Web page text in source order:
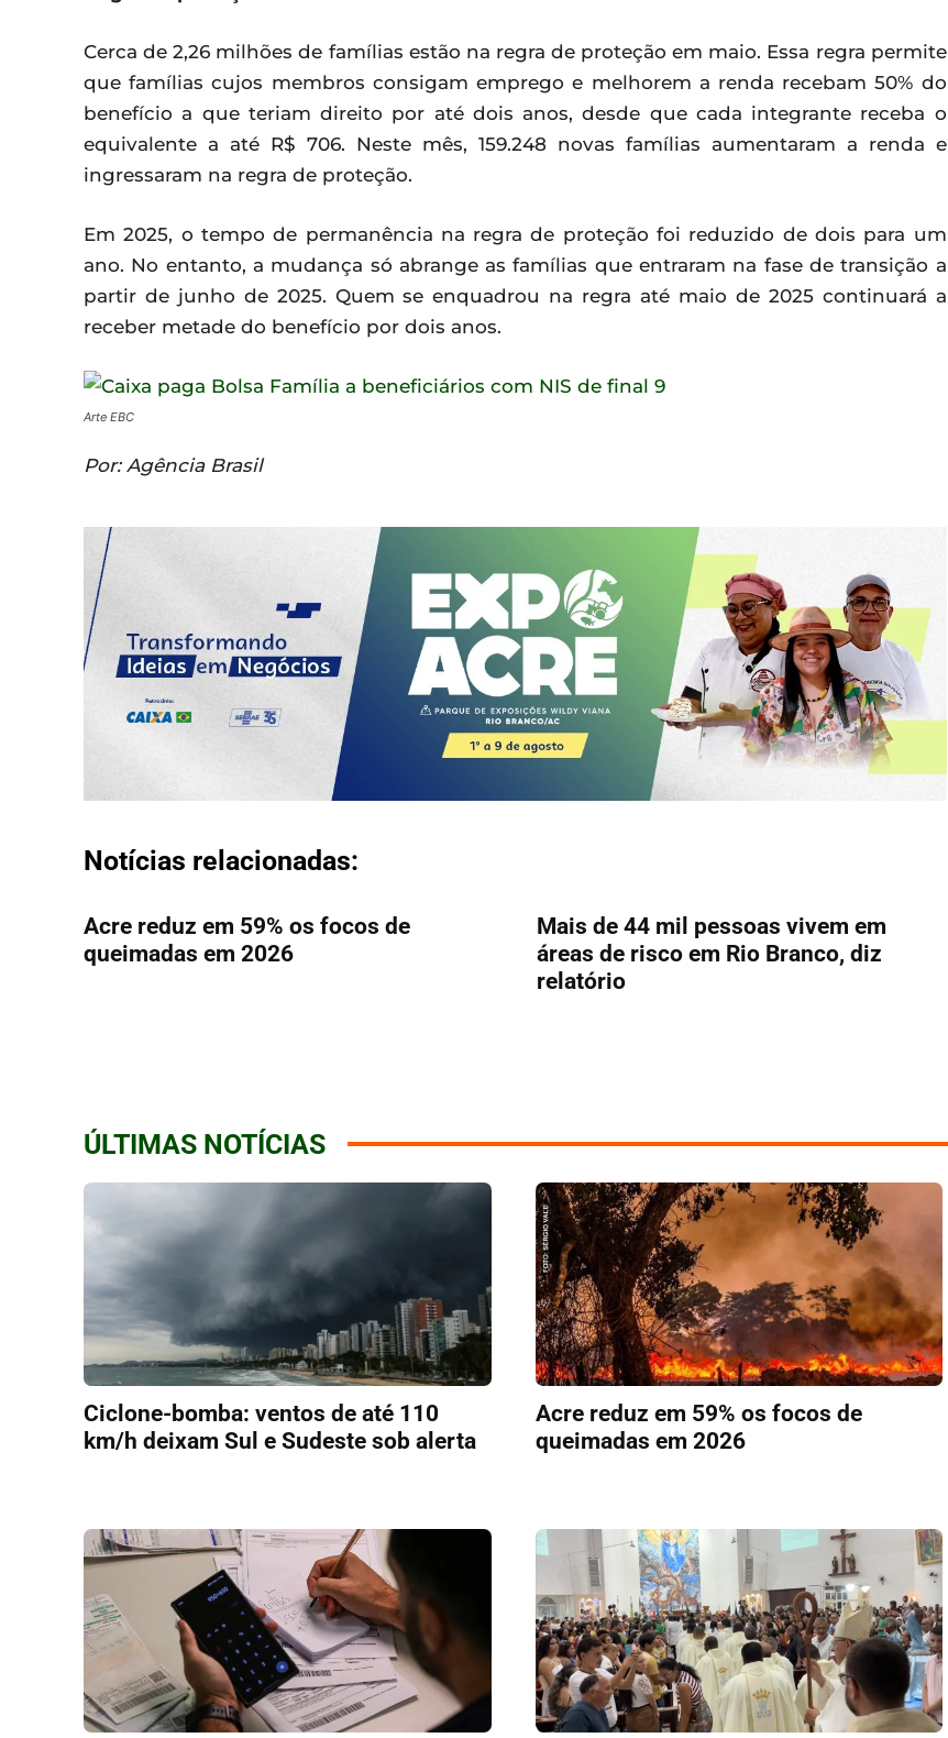
Cerca de 2,26 milhões de famílias estão na regra de proteção em maio. Essa regra permite
que famílias cujos membros consigam emprego e melhorem a renda recebam 50% do
benefício a que teriam direito por até dois anos, desde que cada integrante receba o
equivalente a até R$ 706. Neste mês, 159.248 novas famílias aumentaram a renda e
ingressaram na regra de proteção.
Em 2025, o tempo de permanência na regra de proteção foi reduzido de dois para um
ano. No entanto, a mudança só abrange as famílias que entraram na fase de transição a
partir de junho de 2025. Quem se enquadrou na regra até maio de 2025 continuará a
receber metade do benefício por dois anos.
Arte EBC
Por: Agência Brasil
Notícias relacionadas:
Acre reduz em 59% os focos de
queimadas em 2026
Mais de 44 mil pessoas vivem em
áreas de risco em Rio Branco, diz
relatório
ÚLTIMAS NOTÍCIAS
Ciclone-bomba: ventos de até 110
km/h deixam Sul e Sudeste sob alerta
Acre reduz em 59% os focos de
queimadas em 2026